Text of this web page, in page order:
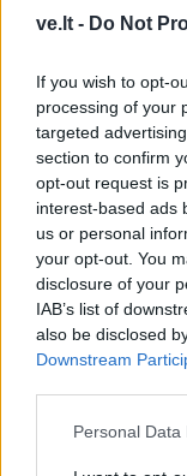
ve.lt - Do Not
If you wish to opt-
processing of your
targeted
section to confirm
opt-out request is
interest-based ads
us or personal
your opt-out. You
disclosure of your
IAB’s list of
also be disclosed
Downstream
Personal
Pasak
tyčiojosi, niekino
įsitikinimų,
protestuojančius
priklausančius
baltarusius bei
Taip pat,
įrašų L.